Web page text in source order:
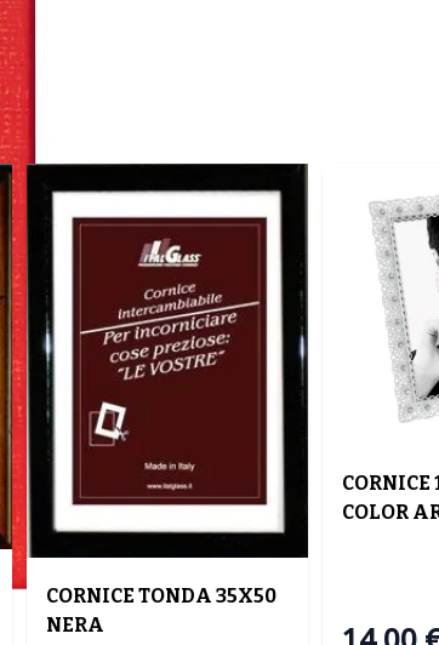
CORNICE TONDA 35X50
NERA
CORNICE
COLOR